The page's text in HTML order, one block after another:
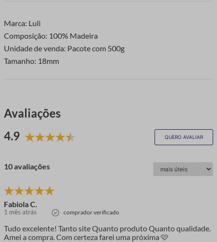
Marca: Luli
Composição: 100% Madeira
Unidade de venda: Pacote com 500g
Tamanho: 18mm
Avaliações
4.9
QUERO AVALIAR
10 avaliações
Fabiola C.
1 mês atrás comprador verificado
Tudo excelente! Tanto site Quanto produto Quanto qualidade.
Amei a compra. Com certeza farei uma próxima 🩷